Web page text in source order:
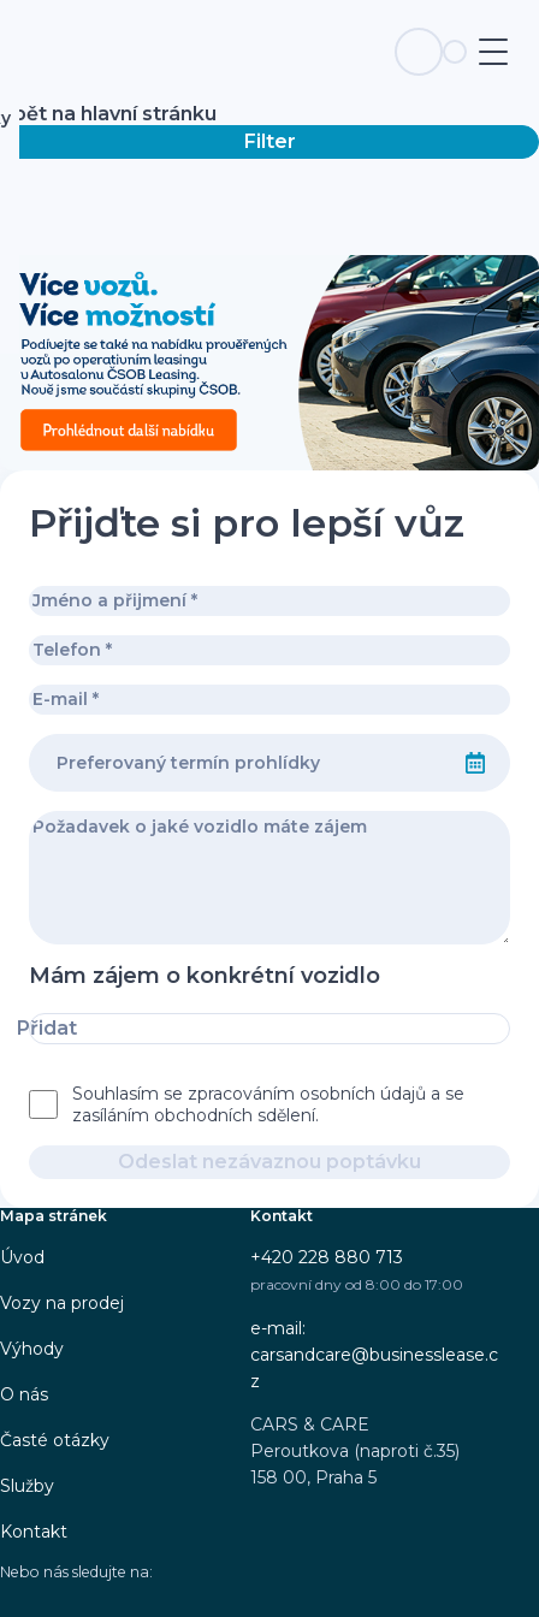
Zpět na hlavní stránku
Filter
Přijďte si pro lepší vůz
Mám zájem o konkrétní vozidlo
Přidat
Souhlasím se zpracováním osobních údajů a se
zasíláním obchodních sdělení.
Odeslat nezávaznou poptávku
Mapa stránek
Úvod
Vozy na prodej
Výhody
O nás
Časté otázky
Služby
Kontakt
Kontakt
+420 228 880 713
pracovní dny od 8:00 do 17:00
e-mail:
carsandcare@businesslease.c
z
CARS & CARE
Peroutkova (naproti č.35)
158 00, Praha 5
Nebo nás sledujte na: